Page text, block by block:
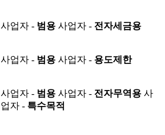
사업자 - 범용 사업자 - 전자세금용
사업자 - 범용 사업자 - 용도제한
사업자 - 범용 사업자 - 전자무역용 사
업자 - 특수목적